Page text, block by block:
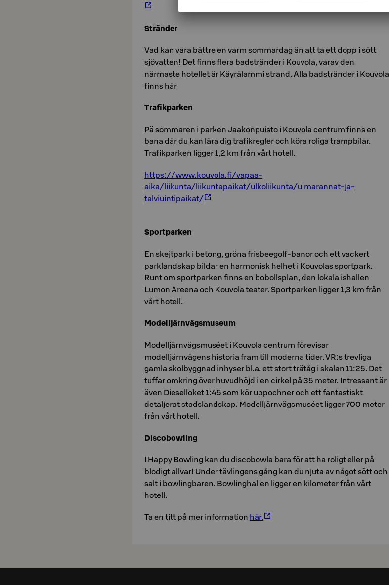
Stränder
Vad kan vara bättre en varm sommardag än att ta ett dopp i sött
sjövatten! Det finns flera badstränder i Kouvola, varav den
närmaste hotellet är Käyrälammi strand. Alla badstränder i Kouvola
finns här
Trafikparken
Pä sommaren i parken Jaakonpuisto i Kouvola centrum finns en
bana där du kan lära dig trafikregler och köra roliga trampbilar.
Trafikparken ligger 1,2 km från vårt hotell.
https://www.kouvola.fi/vapaa-
aika/liikunta/liikuntapaikat/ulkoliikunta/uimarannat-ja-
talviuintipaikat/
Sportparken
En skejtpark i betong, gröna frisbeegolf-banor och ett vackert
parklandskap bildar en harmonisk helhet i Kouvolas sportpark.
Runt om sportparken finns en bobollsplan, den lokala ishallen
Lumon Areena och Kouvola teater. Sportparken ligger 1,3 km från
vårt hotell.
Modelljärnvägsmuseum
Modelljärnvägsmuséet i Kouvola centrum förevisar
modelljärnvägens historia fram till moderna tider. VR:s trevliga
gamla skolbyggnad inhyser bl.a. ett stort trätåg i skalan 11:25. Det
tuffar omkring över huvudhöjd i en cirkel på 35 meter. Intressant är
även Dieselloket 1:45 som kör uppochner och ett fantastiskt
detaljerat stadslandskap. Modelljärnvägsmuséet ligger 700 meter
från vårt hotell.
Discobowling
I Happy Bowling kan du discobowla bara för att ha roligt eller på
blodigt allvar! Under tävlingens gång kan du njuta av något sött och
salt i bowlingbaren. Bowlinghallen ligger en kilometer från vårt
hotell.
Ta en titt på mer information här.